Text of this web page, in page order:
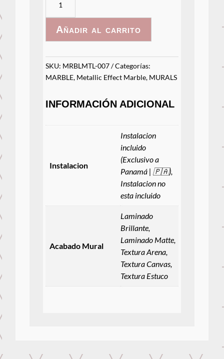
007
cantidad
Añadir al carrito
SKU: MRBLMTL-007
Categorías:
MARBLE, Metallic Effect Marble, MURALS
INFORMACIÓN ADICIONAL
Instalacion
Instalacion
incluido
(Exclusivo a
Panamá | 🇵🇦),
Instalacion no
esta incluido
Acabado Mural
Laminado
Brillante,
Laminado Matte,
Textura Arena,
Textura Canvas,
Textura Estuco